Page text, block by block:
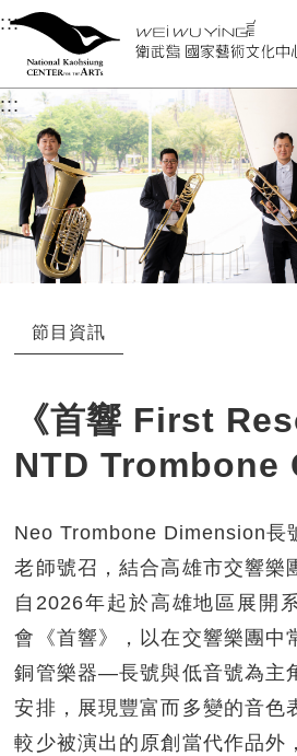
衛武營國家藝術文化中
中央內容區塊，為本頁主要內容區。
:::選單連結區塊，此區塊列有本
衛武營國家藝術文
::: 中央內容區塊，為本頁主要內
節目資訊
《首響 First
NTD Trombone
Neo Trombone Dimension長
老師號召，結合高雄市交響樂
自2026年起於高雄地區展開
會《首響》，以在交響樂團中
銅管樂器—長號與低音號為主
安排，展現豐富而多變的音色
較少被演出的原創當代作品外